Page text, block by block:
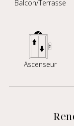
Balcon/Terrasse
Ascenseur